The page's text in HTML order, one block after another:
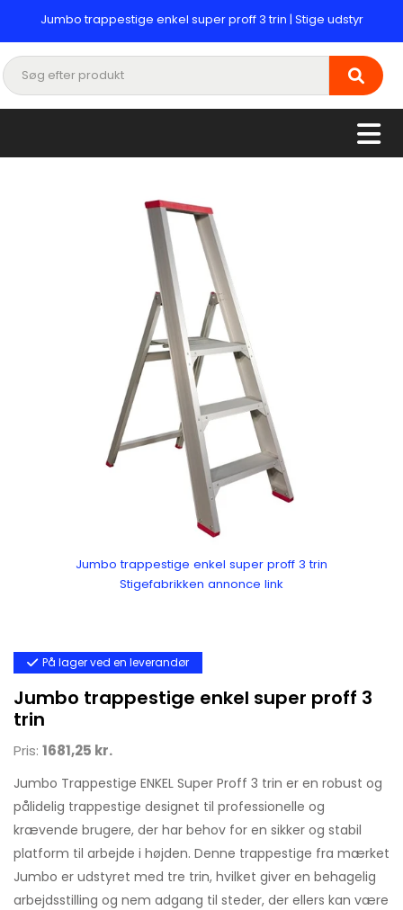
Jumbo trappestige enkel super proff 3 trin | Stige udstyr
Jumbo trappestige enkel super proff 3 trin
Stigefabrikken annonce link
På lager ved en leverandør
Jumbo trappestige enkel super proff 3
trin
Pris: 1681,25 kr.
Jumbo Trappestige ENKEL Super Proff 3 trin er en robust og
pålidelig trappestige designet til professionelle og
krævende brugere, der har behov for en sikker og stabil
platform til arbejde i højden. Denne trappestige fra mærket
Jumbo er udstyret med tre trin, hvilket giver en behagelig
arbejdsstilling og nem adgang til steder, der ellers kan være